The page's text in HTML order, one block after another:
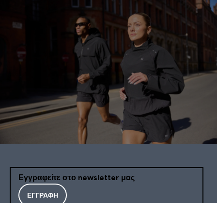
Εγγραφείτε στο newsletter μας
ΕΓΓΡΑΦΉ